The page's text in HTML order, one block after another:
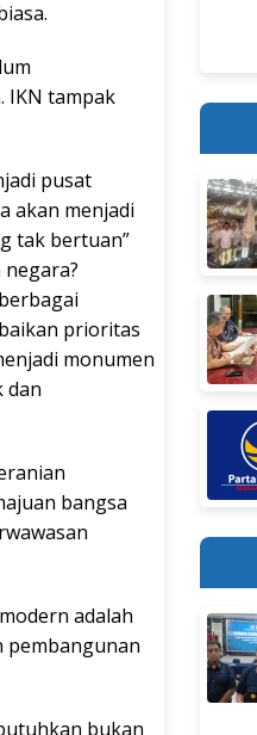
IKN tampak
pusat
akan menjadi
tak bertuan”
prioritas
monumen
dan
bangsa
adalah
pembangunan
bukan